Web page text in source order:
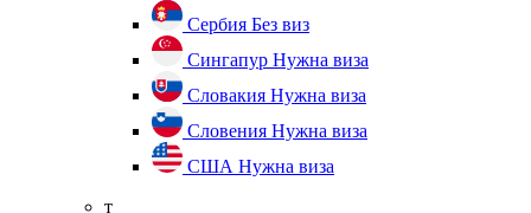
Сербия Без виз
Сингапур Нужна виза
Словакия Нужна виза
Словения Нужна виза
США Нужна виза
т